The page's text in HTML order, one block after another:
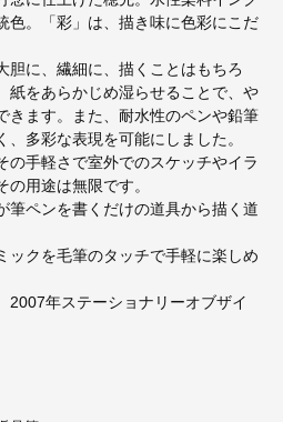
色。「彩」は、描き味に色彩にこだ
胆に、繊細に、描くことはもちろ
紙をあらかじめ湿らせることで、や
きます。また、耐水性のペンや鉛筆
多彩な表現を可能にしました。
の手軽さで室外でのスケッチやイラ
用途は無限です。
筆ペンを書くだけの道具から描く道
ックを毛筆のタッチで手軽に楽しめ
2007年ステーショナリーオブザイ